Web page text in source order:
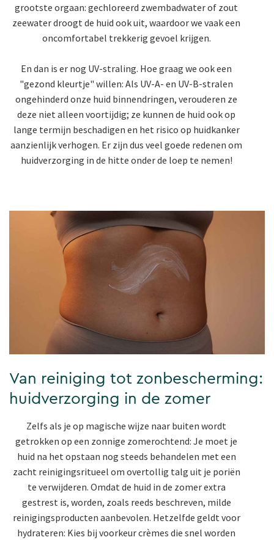
grootste orgaan: gechloreerd zwembadwater of zout
zeewater droogt de huid ook uit, waardoor we vaak een
oncomfortabel trekkerig gevoel krijgen.
En dan is er nog UV-straling. Hoe graag we ook een
"gezond kleurtje" willen: Als UV-A- en UV-B-stralen
ongehinderd onze huid binnendringen, verouderen ze
deze niet alleen voortijdig; ze kunnen de huid ook op
lange termijn beschadigen en het risico op huidkanker
aanzienlijk verhogen. Er zijn dus veel goede redenen om
huidverzorging in de hitte onder de loep te nemen!
Van reiniging tot zonbescherming:
huidverzorging in de zomer
Zelfs als je op magische wijze naar buiten wordt
getrokken op een zonnige zomerochtend: Je moet je
huid na het opstaan nog steeds behandelen met een
zacht reinigingsritueel om overtollig talg uit je poriën
te verwijderen. Omdat de huid in de zomer extra
gestrest is, worden, zoals reeds beschreven, milde
reinigingsproducten aanbevolen. Hetzelfde geldt voor
hydrateren: Kies bij voorkeur crèmes die snel worden